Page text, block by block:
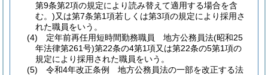
第9条第2項の規定により読み替えて適用する場合を含
む。)又は第7条第1項若しくは第3項の規定により採用さ
れた職員をいう。
(4)
定年前再任用短時間勤務職員 地方公務員法(昭和25
年法律第261号)第22条の4第1項又は第22条の5第1項の
規定により採用された職員をいう。
(5)
令和4年改正条例 地方公務員法の一部を改正する法